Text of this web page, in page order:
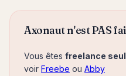
Axonaut n'est PAS
Vous êtes freelance seul
voir Freebe ou Abby